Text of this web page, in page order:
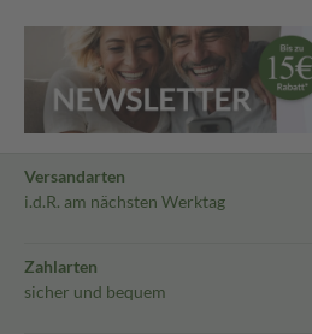
Versandarten
i.d.R. am nächsten Werktag
Zahlarten
sicher und bequem